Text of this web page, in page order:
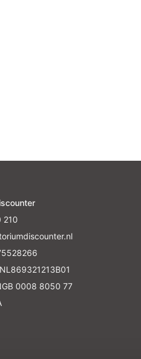
210
0008 8050 77